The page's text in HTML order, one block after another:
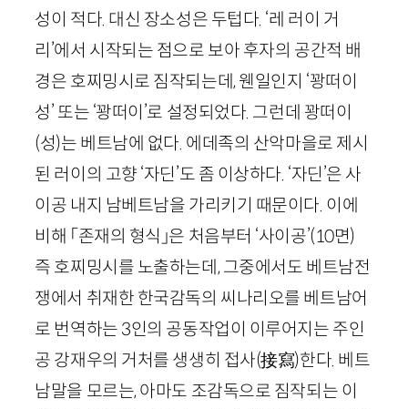
성이 적다. 대신 장소성은 두텁다. ‘레 러이 거
리’에서 시작되는 점으로 보아 후자의 공간적 배
경은 호찌밍시로 짐작되는데, 웬일인지 ‘꽝떠이
성’ 또는 ‘꽝떠이’로 설정되었다. 그런데 꽝떠이
(성)는 베트남에 없다. 에데족의 산악마을로 제시
된 러이의 고향 ‘자딘’도 좀 이상하다. ‘자딘’은 사
이공 내지 남베트남을 가리키기 때문이다. 이에
비해 「존재의 형식」은 처음부터 ‘사이공’(10면)
즉 호찌밍시를 노출하는데, 그중에서도 베트남전
쟁에서 취재한 한국감독의 씨나리오를 베트남어
로 번역하는 3인의 공동작업이 이루어지는 주인
공 강재우의 거처를 생생히 접사(接寫)한다. 베트
남말을 모르는, 아마도 조감독으로 짐작되는 이